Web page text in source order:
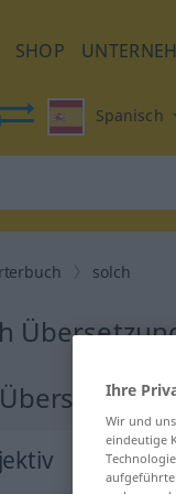
SHOP
Spanisch
solch
Ihre
Wir und
eindeutige